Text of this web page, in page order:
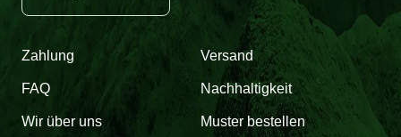
Zahlung Versand
FAQ Nachhaltigkeit
Wir über uns Muster bestellen